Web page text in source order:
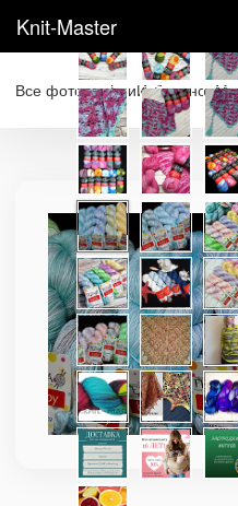
Knit-Master
Все фотографииИзбранноеМы